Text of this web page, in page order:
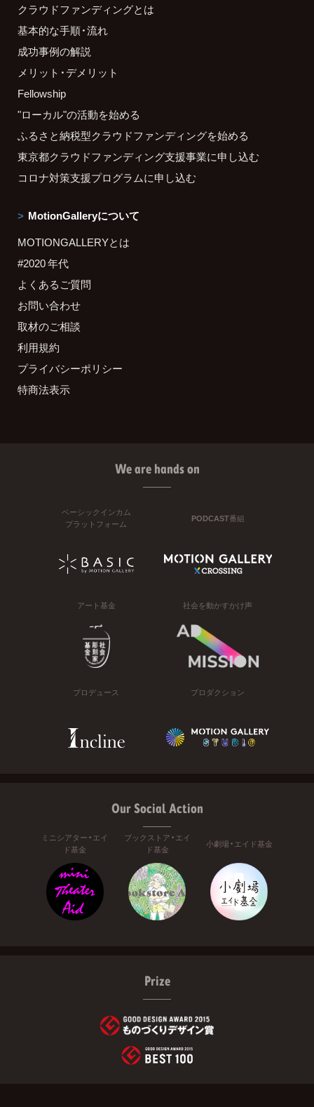
クラウドファンディングとは
基本的な手順・流れ
成功事例の解説
メリット・デメリット
Fellowship
"ローカル"の活動を始める
ふるさと納税型クラウドファンディングを始める
東京都クラウドファンディング支援事業に申し込む
コロナ対策支援プログラムに申し込む
MotionGalleryについて
MOTIONGALLERYとは
#2020 年代
よくあるご質問
お問い合わせ
取材のご相談
利用規約
プライバシーポリシー
特商法表示
We are hands on
ベーシックインカム
プラットフォーム
PODCAST番組
アート基金 社会を動かすかけ声
プロデュース プロダクション
Our Social Action
ミニシアター・エイ
ド基金
ブックストア・エイ
ド基金
小劇場・エイド基金
Prize